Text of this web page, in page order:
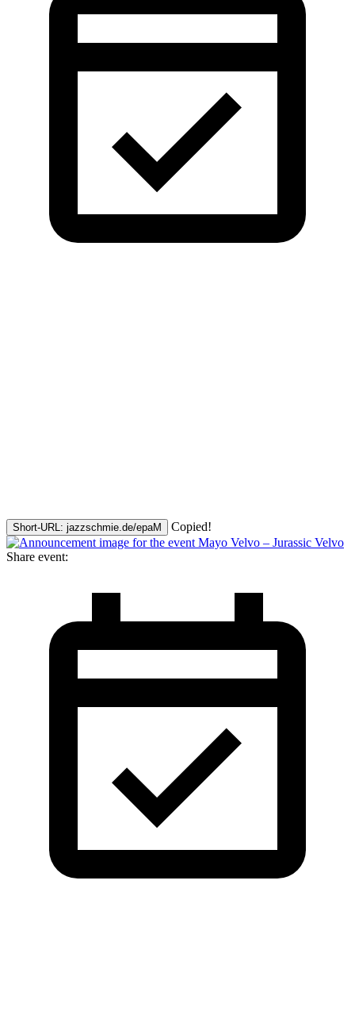
Short-URL: jazzschmie.de/epaM Copied!
Share event: